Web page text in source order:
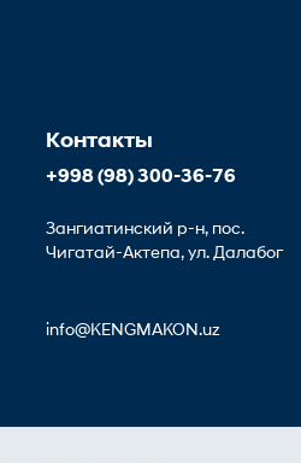
Контакты
+998 (98) 300-36-76
Зангиатинский р-н, пос.
Чигатай-Актепа, ул. Далабог
info@KENGMAKON.uz